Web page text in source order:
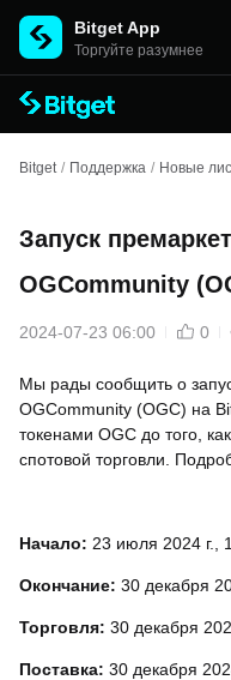
Bitget App
Торгуйте разумнее
Bitget / Поддержка / Новые
Запуск
OGCommunity
2024-07-23 06:00 0
Мы рады сообщить о
OGCommunity (OGC) на
токенами OGC до того,
спотовой торговли.
Начало: 23 июля 2024 г.,
Окончание: 30 декабря
Торговля: 30 декабря
Поставка: 30 декабря